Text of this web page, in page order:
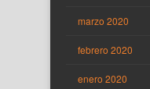
marzo 2020
febrero 2020
enero 2020